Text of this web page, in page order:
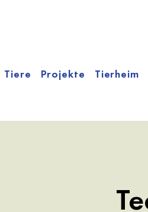
Tiere Projekte Tierheim